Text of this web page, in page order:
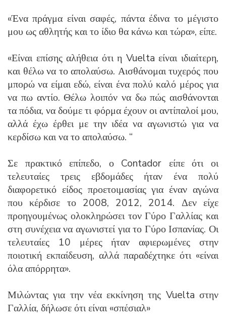
«Ένα πράγμα είναι σαφές, πάντα έδινα το μέγιστο
μου ως αθλητής και το ίδιο θα κάνω και τώρα», είπε.
«Είναι επίσης αλήθεια ότι η Vuelta είναι ιδιαίτερη,
και θέλω να το απολαύσω. Αισθάνομαι τυχερός που
μπορώ να είμαι εδώ, είναι ένα πολύ καλό μέρος για
να πω αντίο. Θέλω λοιπόν να δω πώς αισθάνονται
τα πόδια, να δούμε τι φόρμα έχουν οι αντίπαλοί μου,
αλλά έχω έρθει με την ιδέα να αγωνιστώ για να
κερδίσω και να το απολαύσω. “
Σε πρακτικό επίπεδο, ο Contador είπε ότι οι
τελευταίες τρεις εβδομάδες ήταν ένα πολύ
διαφορετικό είδος προετοιμασίας για έναν αγώνα
που κέρδισε το 2008, 2012, 2014. Δεν είχε
προηγουμένως ολοκληρώσει τον Γύρο Γαλλίας και
στη συνέχεια να αγωνιστεί για το Γύρο Ισπανίας. Οι
τελευταίες 10 μέρες ήταν αφιερωμένες στην
ποιοτική εκπαίδευση, αλλά παραδέχτηκε ότι «είναι
όλα απόρρητα».
Μιλώντας για την νέα εκκίνηση της Vuelta στην
Γαλλία, δήλωσε ότι είναι «σπέσιαλ»